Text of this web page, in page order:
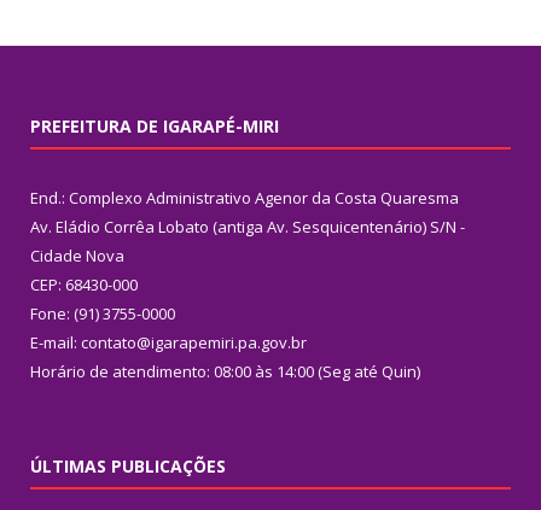
PREFEITURA DE IGARAPÉ-MIRI
End.: Complexo Administrativo Agenor da Costa Quaresma
Av. Eládio Corrêa Lobato (antiga Av. Sesquicentenário) S/N -
Cidade Nova
CEP: 68430-000
Fone: (91) 3755-0000
E-mail: contato@igarapemiri.pa.gov.br
Horário de atendimento: 08:00 às 14:00 (Seg até Quin)
ÚLTIMAS PUBLICAÇÕES